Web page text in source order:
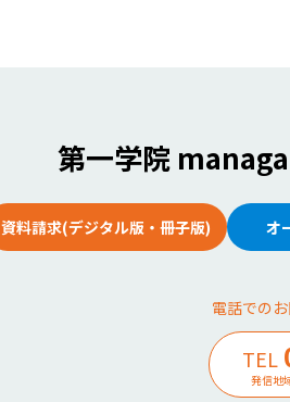
第一学院
資料請求(デジタル版・冊子版) オ
電話での
TEL
発信地